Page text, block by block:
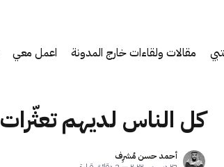
مقالات ولقاءات خارج المدونة اعمل معي
كل الناس لديهم تعثّرات
أحمد حسن مُشرِف